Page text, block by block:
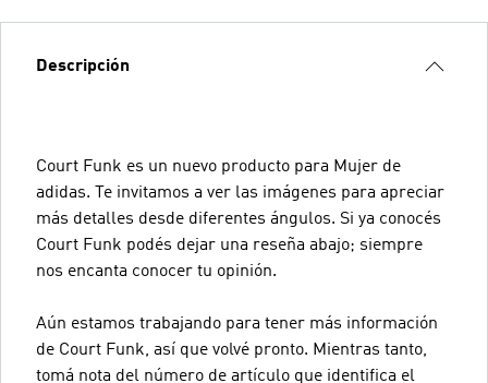
Descripción
Court Funk es un nuevo producto para Mujer de
adidas. Te invitamos a ver las imágenes para apreciar
más detalles desde diferentes ángulos. Si ya conocés
Court Funk podés dejar una reseña abajo; siempre
nos encanta conocer tu opinión.
Aún estamos trabajando para tener más información
de Court Funk, así que volvé pronto. Mientras tanto,
tomá nota del número de artículo que identifica el